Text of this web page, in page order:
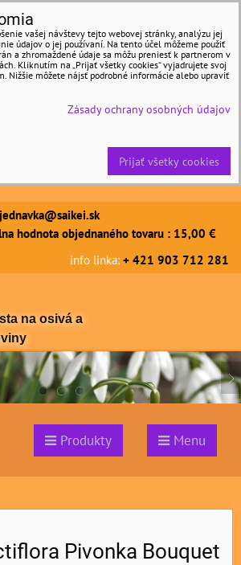
objednaného tovaru : 15,00 €
info linka: + 421 903 712 281
na osivá a
Produkty Menu
Pivonka Bouquet
vašej návštevy tejto webovej stránky, analýzu jej
údajov o jej používaní. Na tento účel môžeme použiť
a zhromaždené údaje sa môžu preniesť k partnerom v
Kliknutím na „Prijať všetky cookies“ vyjadrujete svoj
Nižšie môžete nájsť podrobné informácie alebo upraviť
Zásady ochrany osobných údajov
Prijať všetky cookies